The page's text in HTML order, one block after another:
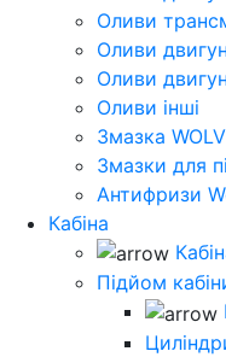
Оливи
Оливи
Оливи
Оливи інші
Змазка
Змазки для
Антифризи
Кабіна
Підйом